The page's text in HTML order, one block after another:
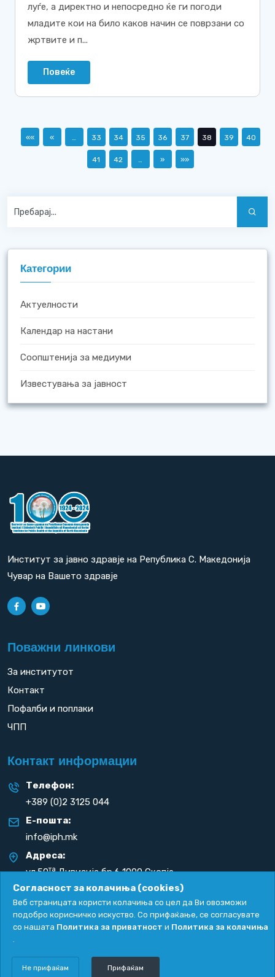
луѓе, а директно и непосредно ќе ги погоди
младите кои на било каков начин се поврзани со
жртвите и п...
Повеќе
«« « … 33 34 35 36 37 38 39 40
41 42 … » »»
Категории
Актуелности
Календар на настани
Соопштенија за медиуми
Известувања за јавност
Институт за јавно здравје на Република С. Македонија
Чувар на Вашето здравје
Поважни линкови
За институтот
Контакт
Пофалби и поплаки
ЧПП
Контакт информации
Телефон:
+389 (0)2 3125 044
Е-пошта:
info@iph.mk
Адреса:
ул.50таДивизија бр.6 1000 Скопје
Република С. Македонија
Copyright 2026. All rights reserved by
Согласност за колачиња (cookies)
Веб страницата користи колачиња со цел да Ви овозможи
подобро корисничко искуство. Со прифаќање, се согласувате
со нашата Политика за приватност и Политика за колачиња
.
Не прифаќам Прифаќам